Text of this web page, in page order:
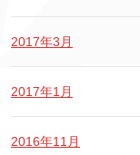
2017年3月
2017年1月
2016年11月